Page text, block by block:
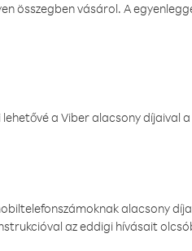
összegben vásárol. A
a Viber alacsony
alacsony
az eddigi hívásait